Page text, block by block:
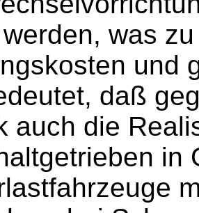
was
und
daß
auch die
in